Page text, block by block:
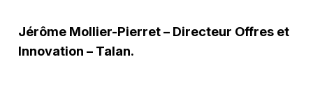
Jérôme Mollier-Pierret – Directeur Offres et
Innovation – Talan.